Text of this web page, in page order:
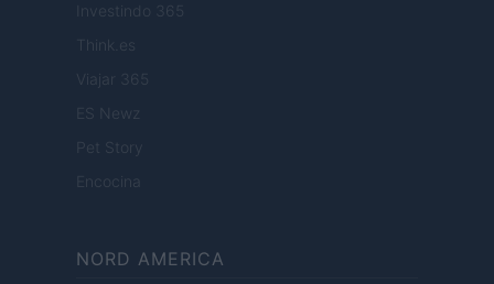
Investindo 365
Think.es
Viajar 365
ES Newz
Pet Story
Encocina
NORD AMERICA